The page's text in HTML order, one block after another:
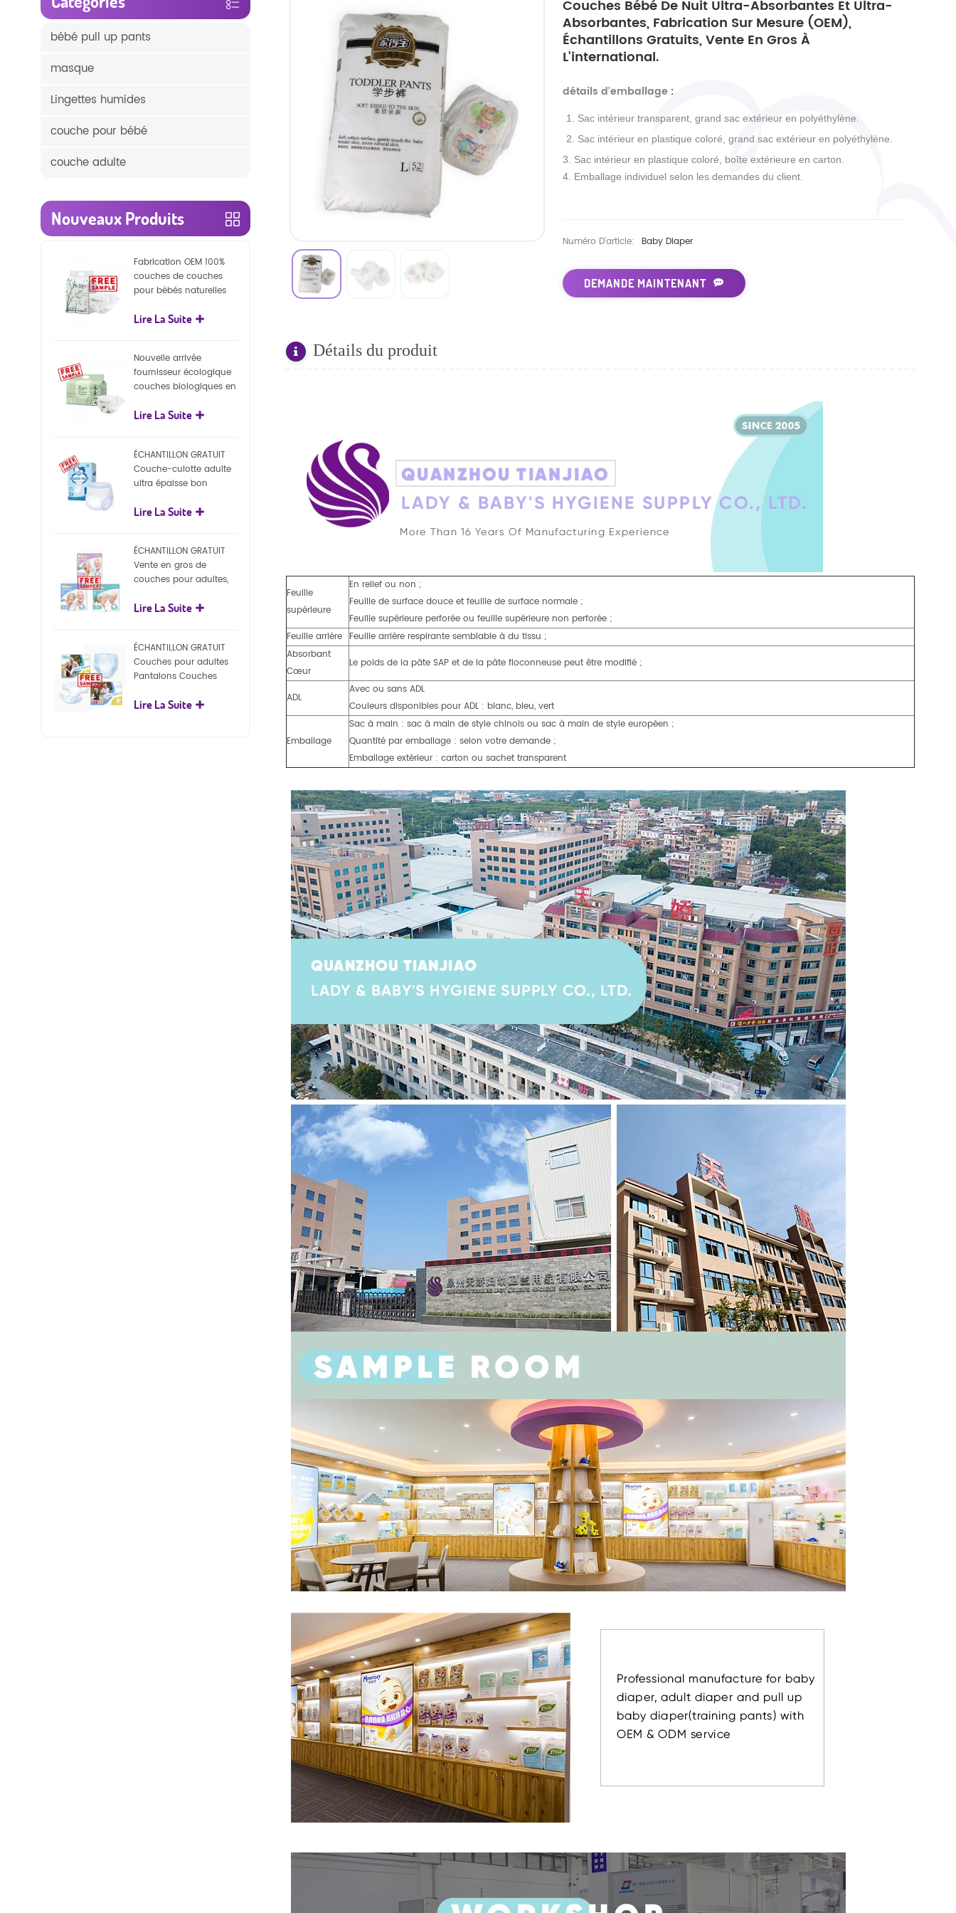
Couches Bébé De Nuit Ultra-Absorbantes Et Ultra-
Absorbantes, Fabrication Sur Mesure (OEM),
Échantillons Gratuits, Vente En Gros À
L'international.
détails d'emballage :
1. Sac intérieur transparent, grand sac extérieur en polyéthylène.
2. Sac intérieur en plastique coloré, grand sac extérieur en polyéthylène.
3. Sac intérieur en plastique coloré, boîte extérieure en carton.
4. Emballage individuel selon les demandes du client.
Numéro D'article: Baby Diaper
DEMANDE MAINTENANT
Détails du produit
Feuille
supérieure
En relief ou non ;
Feuille de surface douce et feuille de surface normale ;
Feuille supérieure perforée ou feuille supérieure non perforée ;
Feuille arrière Feuille arrière respirante semblable à du tissu ;
Absorbant
Cœur
Le poids de la pâte SAP et de la pâte floconneuse peut être modifié ;
ADL
Avec ou sans ADL
Couleurs disponibles pour ADL : blanc, bleu, vert
Emballage
Sac à main : sac à main de style chinois ou sac à main de style européen ;
Quantité par emballage : selon votre demande ;
Emballage extérieur : carton ou sachet transparent
bébé pull up pants
masque
Lingettes humides
couche pour bébé
couche adulte
Nouveaux Produits
Fabrication OEM 100%
couches de couches
pour bébés naturelles
écologiques
Lire La Suite
Nouvelle arrivée
fournisseur écologique
couches biologiques en
biodégradables pour
Lire La Suite
ÉCHANTILLON GRATUIT
Couche-culotte adulte
ultra épaisse bon
jetable pour adulte
Lire La Suite
ÉCHANTILLON GRATUIT
Vente en gros de
couches pour adultes,
adultes
Lire La Suite
ÉCHANTILLON GRATUIT
Couches pour adultes
Pantalons Couches
pour adultes
Lire La Suite